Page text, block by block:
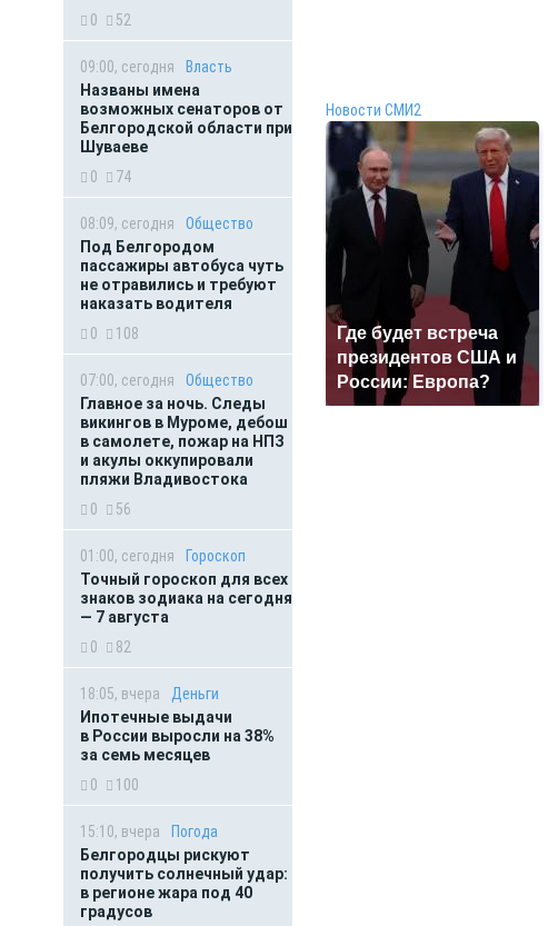
0
52
09:00, сегодня
Власть
Названы имена
возможных сенаторов от
Белгородской области при
Шуваеве
0
74
08:09, сегодня
Общество
Под Белгородом
пассажиры автобуса чуть
не отравились и требуют
наказать водителя
0
108
07:00, сегодня
Общество
Главное за ночь. Следы
викингов в Муроме, дебош
в самолете, пожар на НПЗ
и акулы оккупировали
пляжи Владивостока
0
56
01:00, сегодня
Гороскоп
Точный гороскоп для всех
знаков зодиака на сегодня
— 7 августа
0
82
18:05, вчера
Деньги
Ипотечные выдачи
в России выросли на 38%
за семь месяцев
0
100
15:10, вчера
Погода
Белгородцы рискуют
получить солнечный удар:
в регионе жара под 40
градусов
Новости СМИ2
Где будет встреча
президентов США и
России: Европа?